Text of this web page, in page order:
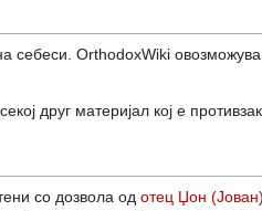
себеси. OrthodoxWiki
друг материјал кој е
со дозвола од отец Џон (Јован)